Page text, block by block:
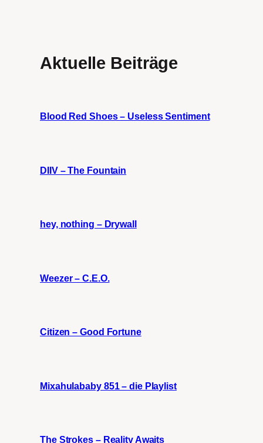
Aktuelle Beiträge
Blood Red Shoes – Useless Sentiment
DIIV – The Fountain
hey, nothing – Drywall
Weezer – C.E.O.
Citizen – Good Fortune
Mixahulababy 851 – die Playlist
The Strokes – Reality Awaits